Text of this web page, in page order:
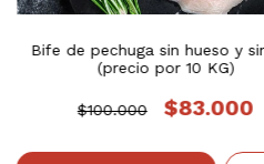
Bife de pechuga sin hueso y
(precio por 10 KG)
$100.000 $83.000